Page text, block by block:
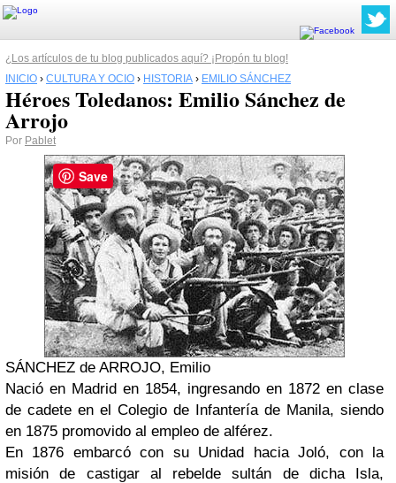
¿Los artículos de tu blog publicados aquí? ¡Propón tu blog!
INICIO › CULTURA Y OCIO › HISTORIA › EMILIO SÁNCHEZ
Héroes Toledanos: Emilio Sánchez de
Arrojo
Por Pablet
SÁNCHEZ de ARROJO, Emilio
Nació en Madrid en 1854, ingresando en 1872 en clase
de cadete en el Colegio de Infantería de Manila, siendo
en 1875 promovido al empleo de alférez.
En 1876 embarcó con su Unidad hacia Joló, con la
misión de castigar al rebelde sultán de dicha Isla,
Save